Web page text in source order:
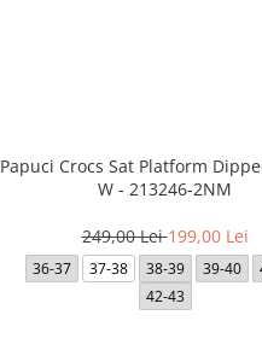
Papuci Crocs Sat Platform
W - 213246-2NM
249,00 Lei199,00 Lei
36-37 37-38 38-39 39-40
42-43